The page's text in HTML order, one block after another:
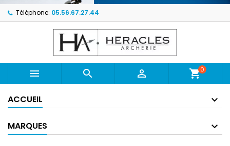
Téléphone: 05.56.67.27.44
   shopping_cart0
ACCUEIL
MARQUES